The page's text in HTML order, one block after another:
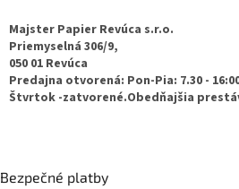
Majster Papier Revúca s.r.o.
Priemyselná 306/9,
050 01 Revúca
Predajna otvorená: Pon-Pia: 7.30 -
Štvrtok -zatvorené.Obedňajšia
Bezpečné platby